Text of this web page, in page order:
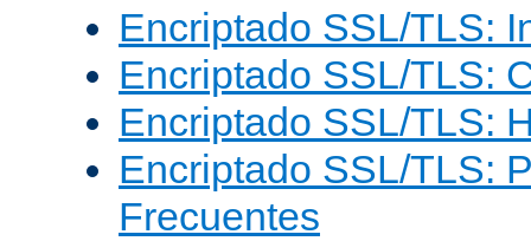
Encriptado SSL/TLS:
Encriptado SSL/TLS:
Encriptado SSL/TLS:
Encriptado SSL/TLS:
Frecuentes